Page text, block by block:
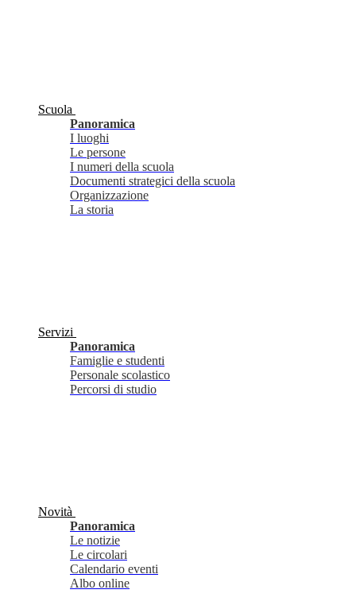
Scuola
Panoramica
I luoghi
Le persone
I numeri della scuola
Documenti strategici della scuola
Organizzazione
La storia
Servizi
Panoramica
Famiglie e studenti
Personale scolastico
Percorsi di studio
Novità
Panoramica
Le notizie
Le circolari
Calendario eventi
Albo online